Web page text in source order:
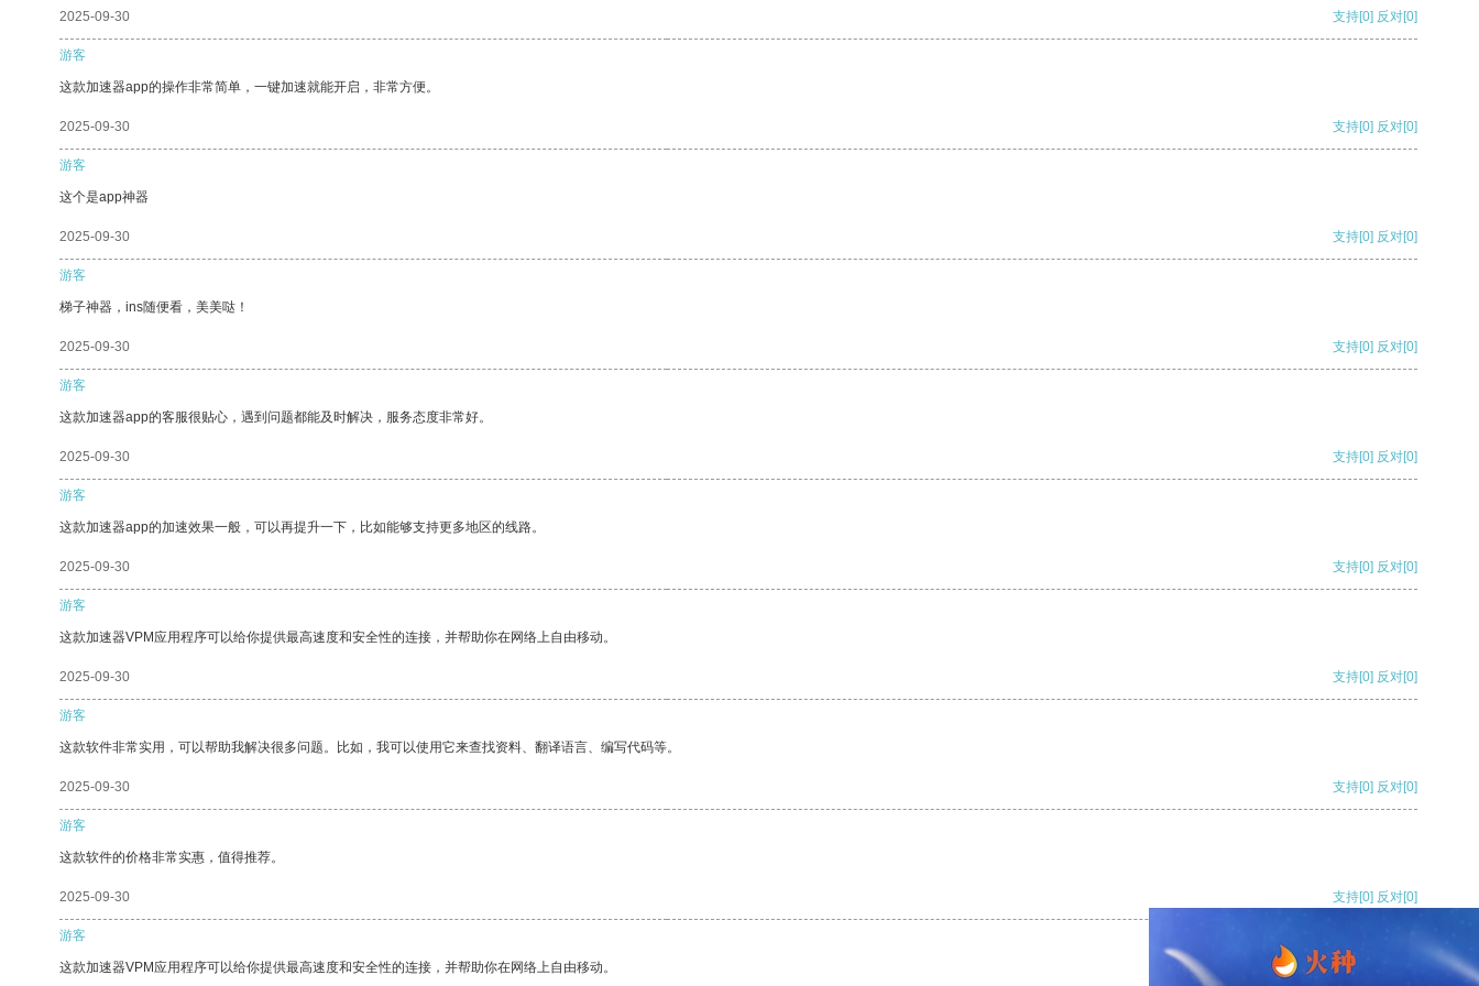
2025-09-30 支持[0] 反对[0]
游客
这款加速器app的操作非常简单，一键加速就能开启，非常方便。
2025-09-30 支持[0] 反对[0]
游客
这个是app神器
2025-09-30 支持[0] 反对[0]
游客
梯子神器，ins随便看，美美哒！
2025-09-30 支持[0] 反对[0]
游客
这款加速器app的客服很贴心，遇到问题都能及时解决，服务态度非常好。
2025-09-30 支持[0] 反对[0]
游客
这款加速器app的加速效果一般，可以再提升一下，比如能够支持更多地区的线路。
2025-09-30 支持[0] 反对[0]
游客
这款加速器VPM应用程序可以给你提供最高速度和安全性的连接，并帮助你在网络上自由移动。
2025-09-30 支持[0] 反对[0]
游客
这款软件非常实用，可以帮助我解决很多问题。比如，我可以使用它来查找资料、翻译语言、编写代码等。
2025-09-30 支持[0] 反对[0]
游客
这款软件的价格非常实惠，值得推荐。
2025-09-30 支持[0] 反对[0]
游客
这款加速器VPM应用程序可以给你提供最高速度和安全性的连接，并帮助你在网络上自由移动。